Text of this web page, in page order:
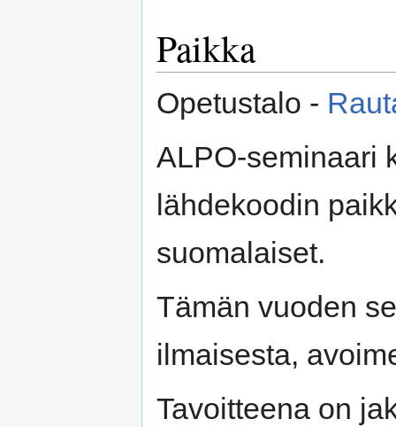
Paikka
Opetustalo -
ALPO-seminaari
lähdekoodin
suomalaiset.
Tämän vuoden
ilmaisesta,
Tavoitteena on